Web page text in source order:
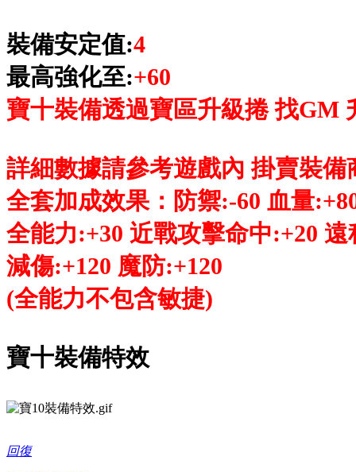
裝備安定值:4
最高強化至:+60
寶十裝備透過寶區升級捲 找GM
詳細數據請參考遊戲內 掛賣裝備
全套加成效果：防禦:-60 血量
全能力:+30 近戰攻擊命中:+20
減傷:+120 魔防:+120
(全能力不包含敏捷)
寶十裝備特效
回復